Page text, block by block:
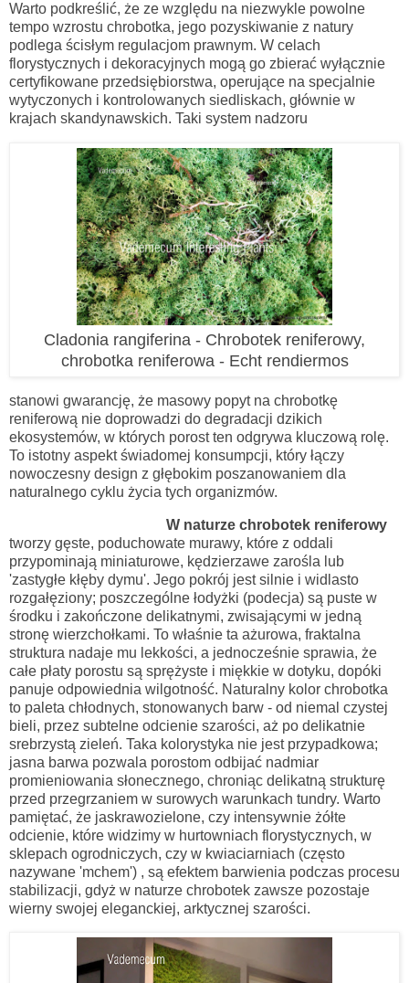
Warto podkreślić, że ze względu na niezwykle powolne
tempo wzrostu chrobotka, jego pozyskiwanie z natury
podlega ścisłym regulacjom prawnym. W celach
florystycznych i dekoracyjnych mogą go zbierać wyłącznie
certyfikowane przedsiębiorstwa, operujące na specjalnie
wytyczonych i kontrolowanych siedliskach, głównie w
krajach skandynawskich. Taki system nadzoru
Cladonia rangiferina - Chrobotek reniferowy,
chrobotka reniferowa - Echt rendiermos
stanowi gwarancję, że masowy popyt na chrobotkę
reniferową nie doprowadzi do degradacji dzikich
ekosystemów, w których porost ten odgrywa kluczową rolę.
To istotny aspekt świadomej konsumpcji, który łączy
nowoczesny design z głębokim poszanowaniem dla
naturalnego cyklu życia tych organizmów.
W naturze chrobotek reniferowy
tworzy gęste, poduchowate murawy, które z oddali
przypominają miniaturowe, kędzierzawe zarośla lub
'zastygłe kłęby dymu'. Jego pokrój jest silnie i widlasto
rozgałęziony; poszczególne łodyżki (podecja) są puste w
środku i zakończone delikatnymi, zwisającymi w jedną
stronę wierzchołkami. To właśnie ta ażurowa, fraktalna
struktura nadaje mu lekkości, a jednocześnie sprawia, że
całe płaty porostu są sprężyste i miękkie w dotyku, dopóki
panuje odpowiednia wilgotność. Naturalny kolor chrobotka
to paleta chłodnych, stonowanych barw - od niemal czystej
bieli, przez subtelne odcienie szarości, aż po delikatnie
srebrzystą zieleń. Taka kolorystyka nie jest przypadkowa;
jasna barwa pozwala porostom odbijać nadmiar
promieniowania słonecznego, chroniąc delikatną strukturę
przed przegrzaniem w surowych warunkach tundry. Warto
pamiętać, że jaskrawozielone, czy intensywnie żółte
odcienie, które widzimy w hurtowniach florystycznych, w
sklepach ogrodniczych, czy w kwiaciarniach (często
nazywane 'mchem') , są efektem barwienia podczas procesu
stabilizacji, gdyż w naturze chrobotek zawsze pozostaje
wierny swojej eleganckiej, arktycznej szarości.